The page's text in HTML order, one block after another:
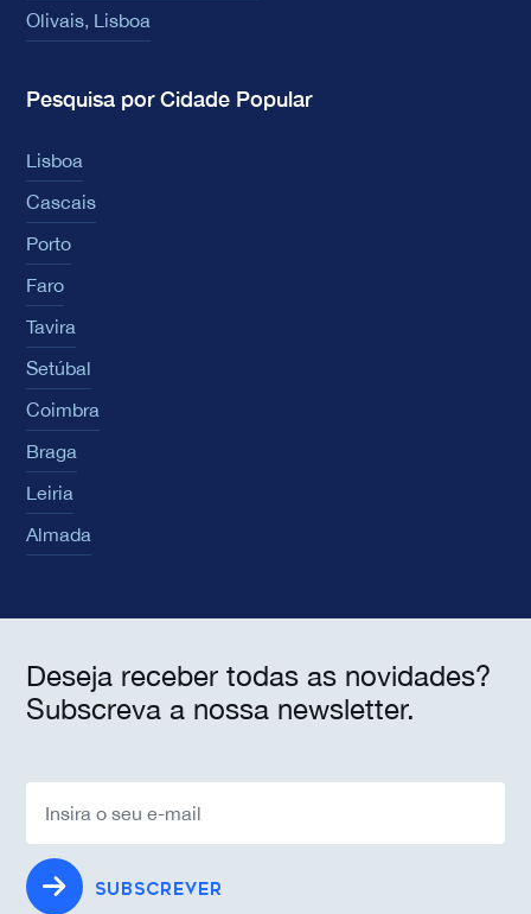
Olivais, Lisboa
Pesquisa por Cidade Popular
Lisboa
Cascais
Porto
Faro
Tavira
Setúbal
Coimbra
Braga
Leiria
Almada
Deseja receber todas as novidades?
Subscreva a nossa newsletter.
SUBSCREVER